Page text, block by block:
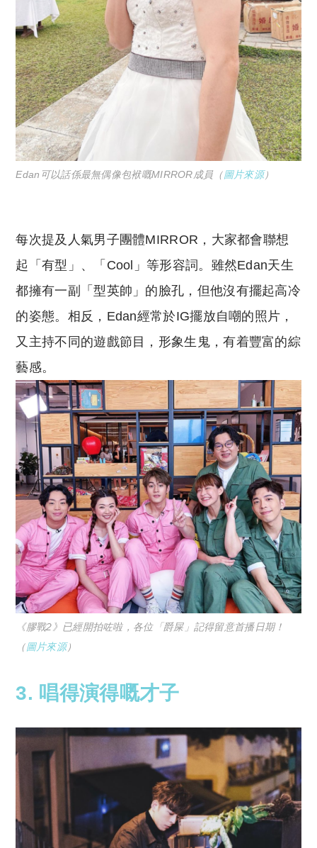
Edan可以話係最無偶像包袱嘅MIRROR成員（圖片來源）
每次提及人氣男子團體MIRROR，大家都會聯想
起「有型」、「Cool」等形容詞。雖然Edan天生
都擁有一副「型英帥」的臉孔，但他沒有擺起高冷
的姿態。相反，Edan經常於IG擺放自嘲的照片，
又主持不同的遊戲節目，形象生鬼，有着豐富的綜
藝感。
《膠戰2》已經開拍咗啦，各位「爵屎」記得留意首播日期！
（圖片來源）
3. 唱得演得嘅才子